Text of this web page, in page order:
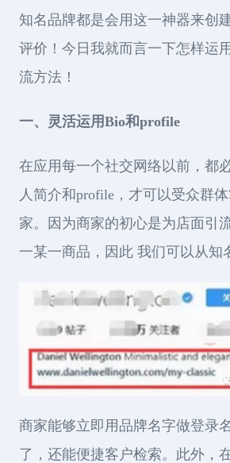
知名品牌都是会用这一神器来创
评价！今日我就而言一下怎样运
流方法！
一、灵活运用Bio和profile
在应用每一个社交网络以前，都
人简介和profile，才可以受众群
家。因为商家的初心是为店面引
一某一商品，因此 我们可以从知
商家能够立即用品牌名字做登录
了，还能便捷客户检索。此外，